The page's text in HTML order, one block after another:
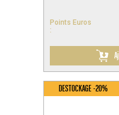
Points Euros
:
DESTOCKAGE -20%